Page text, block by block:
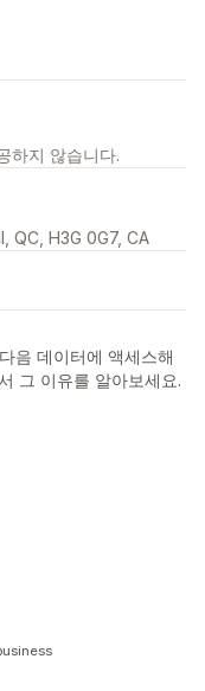
하지 않습니다.
QC, H3G 0G7, CA
음 데이터에 액세스해
그 이유를 알아보세요.